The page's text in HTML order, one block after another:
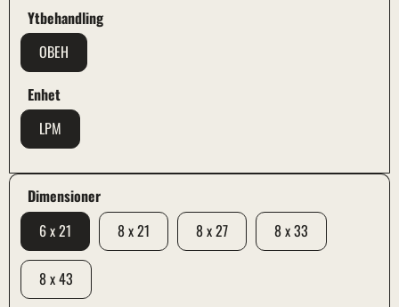
Dimensioner
6 x 21
8 x 21 8 x 27 8 x 33
8 x 43
Ytbehandling
OBEH
Enhet
LPM